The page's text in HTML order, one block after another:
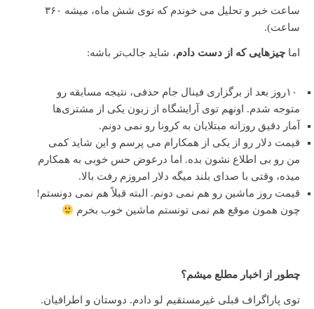
ساعت خبر و تحلیل می خوندم که توی شش ماه، میشه ۳۶۰
ساعت).
اما چیزهایی که از دست دادم، شاید جالب‌تر باشه:
۱۰روز بعد از برگزاری فینال جام حذفی، نتیجه مسابقه رو
متوجه شدم. اونهم توی آرایشگاه از زبون یکی از مشتری‌ها
آمار دقیق روزانه مبتلایان به کرونا رو نمی دونم.
قیمت دلار رو از یکی از همکارام می پرسم و این شاید کمی
من رو بی اطلاع نشون بده. اما درعوض حس خوبی به همکارم
میده، وقتی با صدای بلند میگه دلار امروزم رفت بالا.
قیمت روز ماشین رو هم نمی دونم. البته قبلاً هم نمی دونستم!
چون همون موقع هم نمی تونستم ماشین خوب بخرم
چطور از اخبار مطلع میشم؟
توی پاراگراف قبلی غیرمستقیم لو دادم. دوستان و اطرافیان.